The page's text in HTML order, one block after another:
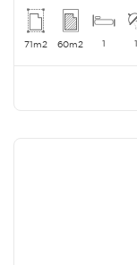
71m2 60m2 1 1